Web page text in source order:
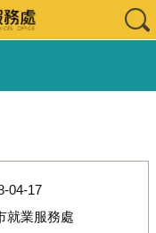
04-17
就業服務處